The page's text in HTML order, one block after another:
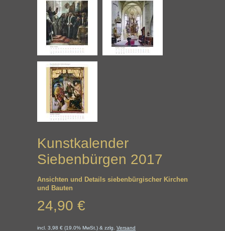
Kunstkalender
Siebenbürgen 2017
Ansichten und Details siebenbürgischer Kirchen
und Bauten
24,90 €
incl. 3,98 € (19.0% MwSt.) & zzlg. Versand